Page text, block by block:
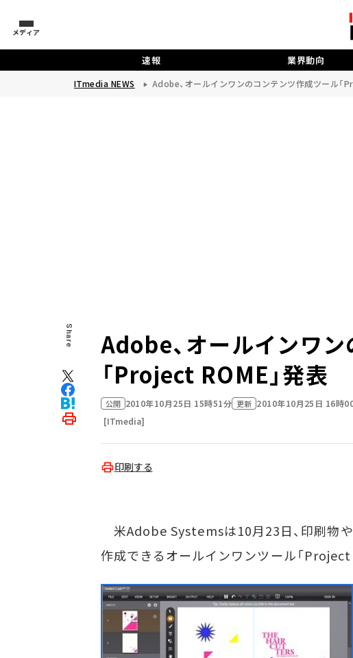
メディア
速報 業界動向
ITmedia NEWS Adobe、オールインワンのコンテンツ作成ツール「
Share
Adobe、オールインワ
「Project ROME」発表
公開 2010年10月25日 15時51分 更新 2010年10月25日 16時
[ITmedia]
印刷する
米Adobe Systemsは10月23日、印刷物
作成できるオールインワンツール「Project